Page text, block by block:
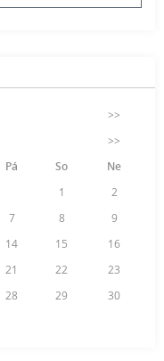
>>
>>
Pá So
Ne
1
2
7 8
9
14 15
16
21 22
23
28 29
30